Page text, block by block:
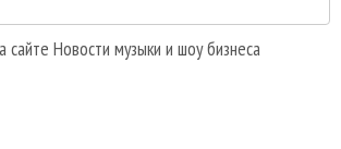
сайте Новости музыки и шоу бизнеса